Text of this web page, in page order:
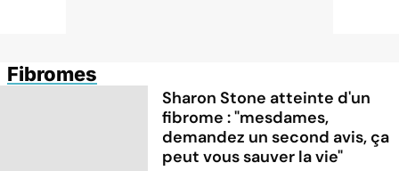
Fibromes
Sharon Stone atteinte d'un
fibrome : "mesdames,
demandez un second avis, ça
peut vous sauver la vie"